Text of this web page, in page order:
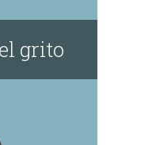
grito